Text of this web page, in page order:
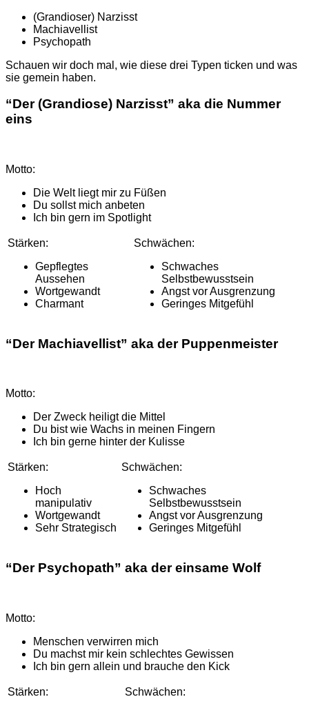
(Grandioser) Narzisst
Machiavellist
Psychopath
Schauen wir doch mal, wie diese drei Typen ticken und was
sie gemein haben.
“Der (Grandiose) Narzisst” aka die Nummer
eins
Motto:
Die Welt liegt mir zu Füßen
Du sollst mich anbeten
Ich bin gern im Spotlight
Stärken:
Gepflegtes
Aussehen
Wortgewandt
Charmant
Schwächen:
Schwaches
Selbstbewusstsein
Angst vor Ausgrenzung
Geringes Mitgefühl
“Der Machiavellist” aka der Puppenmeister
Motto:
Der Zweck heiligt die Mittel
Du bist wie Wachs in meinen Fingern
Ich bin gerne hinter der Kulisse
Stärken:
Hoch
manipulativ
Wortgewandt
Sehr Strategisch
Schwächen:
Schwaches
Selbstbewusstsein
Angst vor Ausgrenzung
Geringes Mitgefühl
“Der Psychopath” aka dereinsame Wolf
Motto:
Menschen verwirren mich
Du machst mir kein schlechtes Gewissen
Ich bin gern allein und brauche den Kick
Stärken:
Schwächen: